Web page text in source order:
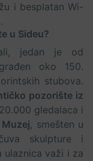
i besplatan Wi-
u Sideu?
jedan je od
oko 150.
stubova.
pozorište iz
gledalaca i
Muzej, smešten u
skulpture i
ulaznica važi i za